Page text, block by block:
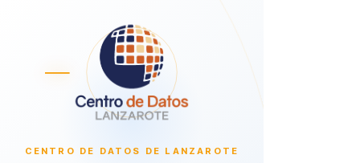
CENTRO DE DATOS DE LANZAROTE